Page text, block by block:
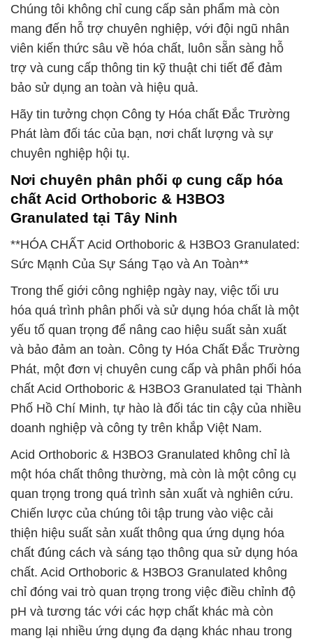
Chúng tôi không chỉ cung cấp sản phẩm mà còn
mang đến hỗ trợ chuyên nghiệp, với đội ngũ nhân
viên kiến thức sâu về hóa chất, luôn sẵn sàng hỗ
trợ và cung cấp thông tin kỹ thuật chi tiết để đảm
bảo sử dụng an toàn và hiệu quả.
Hãy tin tưởng chọn Công ty Hóa chất Đắc Trường
Phát làm đối tác của bạn, nơi chất lượng và sự
chuyên nghiệp hội tụ.
Nơi chuyên phân phối φ cung cấp hóa
chất Acid Orthoboric & H3BO3
Granulated tại Tây Ninh
**HÓA CHẤT Acid Orthoboric & H3BO3 Granulated:
Sức Mạnh Của Sự Sáng Tạo và An Toàn**
Trong thế giới công nghiệp ngày nay, việc tối ưu
hóa quá trình phân phối và sử dụng hóa chất là một
yếu tố quan trọng để nâng cao hiệu suất sản xuất
và bảo đảm an toàn. Công ty Hóa Chất Đắc Trường
Phát, một đơn vị chuyên cung cấp và phân phối hóa
chất Acid Orthoboric & H3BO3 Granulated tại Thành
Phố Hồ Chí Minh, tự hào là đối tác tin cậy của nhiều
doanh nghiệp và công ty trên khắp Việt Nam.
Acid Orthoboric & H3BO3 Granulated không chỉ là
một hóa chất thông thường, mà còn là một công cụ
quan trọng trong quá trình sản xuất và nghiên cứu.
Chiến lược của chúng tôi tập trung vào việc cải
thiện hiệu suất sản xuất thông qua ứng dụng hóa
chất đúng cách và sáng tạo thông qua sử dụng hóa
chất. Acid Orthoboric & H3BO3 Granulated không
chỉ đóng vai trò quan trọng trong việc điều chỉnh độ
pH và tương tác với các hợp chất khác mà còn
mang lại nhiều ứng dụng đa dạng khác nhau trong